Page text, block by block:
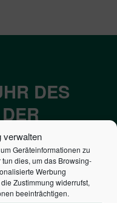
verwalten
Geräteinformationen zu
dies, um das Browsing-
Werbung
Zustimmung widerrufst,
beeinträchtigen.
DES
€